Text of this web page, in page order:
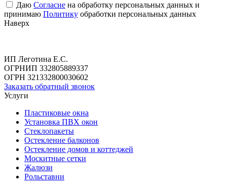
Даю Согласие на обработку персональных данных и
принимаю Политику обработки персональных данных
Наверх
ИП Леготина Е.С.
ОГРНИП 332805889337
ОГРН 321332800030602
Заказать обратный звонок
Услуги
Пластиковые окна
Установка ПВХ окон
Стеклопакеты
Остекление балконов
Остекление домов и коттеджей
Москитные сетки
Жалюзи
Рольставни